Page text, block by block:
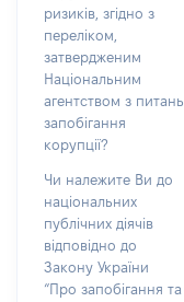
ризиків, згідно з
переліком,
затвердженим
Національним
агентством з питань
запобігання
корупції?
Чи належите Ви до
національних
публічних діячів
відповідно до
Закону України
“Про запобігання та